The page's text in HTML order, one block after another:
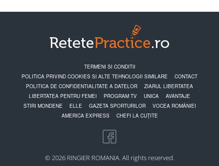
TERMENI SI CONDITII
POLITICA PRIVIND COOKIES SI ALTE TEHNOLOGII SIMILARE
CONTACT
POLITICA DE CONFIDENTIALITATE A DATELOR
ZIARUL LIBERTATEA
LIBERTATEA PENTRU FEMEI
PROGRAM TV UNICA
AVANTAJE
STIRI MONDENE
ELLE GAZETA SPORTURILOR
VOCEA ROMÂNIEI
AMERICA EXPRESS
CHEFI LA CUȚITE
© 2026 RINGIER ROMANIA. All rights reserved.